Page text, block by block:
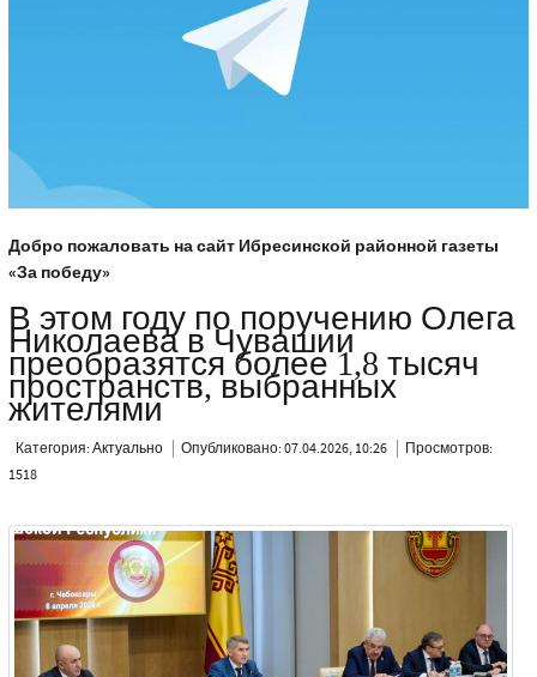
Добро пожаловать на сайт Ибресинской районной газеты
«За победу»
В этом году по поручению Олега
Николаева в Чувашии
преобразятся более 1,8 тысяч
пространств, выбранных
жителями
Категория: Актуально Опубликовано: 07.04.2026, 10:26
Просмотров:
1518